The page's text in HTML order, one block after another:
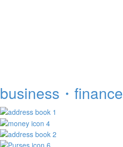
business・finance